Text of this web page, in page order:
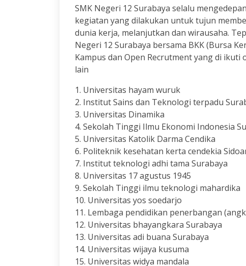
SMK Negeri 12 Surabaya selalu
kegiatan yang dilakukan untuk tujun
dunia kerja, melanjutkan dan wirausaha.
Negeri 12 Surabaya bersama BKK (Bursa
Kampus dan Open Recrutment yang di ikuti
lain
1. Universitas hayam wuruk
2. Institut Sains dan Teknologi terpadu
3. Universitas Dinamika
4. Sekolah Tinggi Ilmu Ekonomi Indonesia
5. Universitas Katolik Darma Cendika
6. Politeknik kesehatan kerta cendekia
7. Institut teknologi adhi tama Surabaya
8. Universitas 17 agustus 1945
9. Sekolah Tinggi ilmu teknologi mahardika
10. Universitas yos soedarjo
11. Lembaga pendidikan penerbangan
12. Universitas bhayangkara Surabaya
13. Universitas adi buana Surabaya
14. Universitas wijaya kusuma
15. Universitas widya mandala